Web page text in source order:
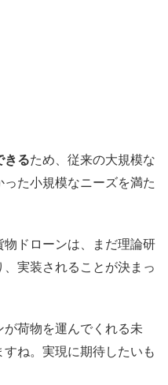
きるため、従来の大規模な
た小規模なニーズを満た
ドローンは、まだ理論研
実装されることが決まっ
荷物を運んでくれる未
ね。実現に期待したいも